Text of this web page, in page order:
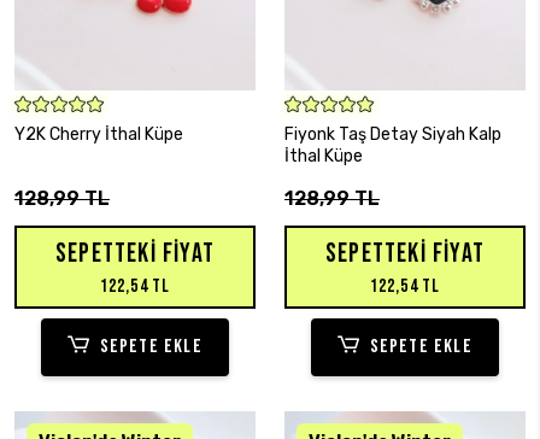
SEPETE EKLE
Y2K Cherry İthal Küpe
128,99 TL
SEPETTEKI FIYAT
122,54 TL
SEPETE EKLE
SEPETE EKLE
Fiyonk Taş Detay Siyah Kalp
İthal Küpe
128,99 TL
SEPETTEKI FIYAT
122,54 TL
SEPETE EKLE